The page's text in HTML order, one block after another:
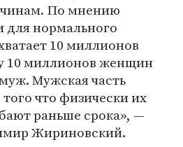
По мнению
для нормального
10 миллионов
10 миллионов женщин
Мужская часть
что физически их
раньше срока», —
Жириновский.